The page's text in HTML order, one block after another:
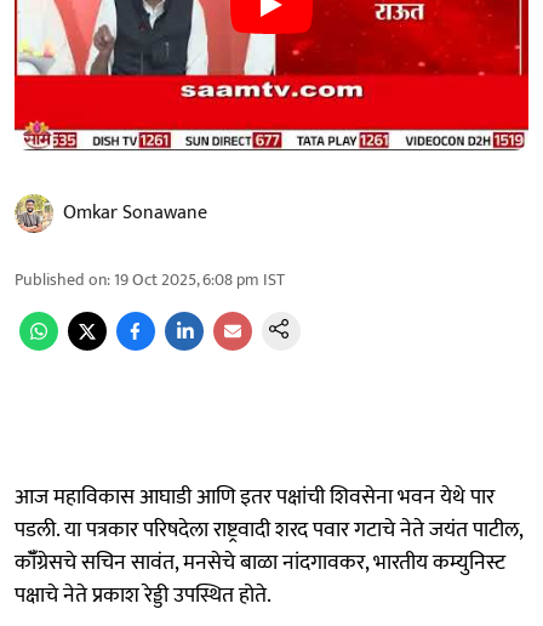
Omkar Sonawane
Published on:19 Oct 2025, 6:08 pm IST
आज महाविकास आघाडी आणि इतर पक्षांची शिवसेना भवन येथे पार
पडली. या पत्रकार परिषदेला राष्ट्रवादी शरद पवार गटाचे नेते जयंत पाटील,
कॉँग्रेसचे सचिन सावंत, मनसेचे बाळा नांदगावकर, भारतीय कम्युनिस्ट
पक्षाचे नेते प्रकाश रेड्डी उपस्थित होते.